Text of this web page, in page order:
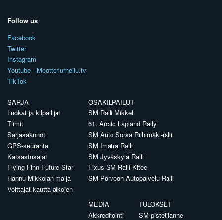
Follow us
Facebook
Twitter
Instagram
Youtube - Moottoriurheilu.tv
TikTok
SARJA
Luokat ja kilpailijat
Tiimit
Sarjasäännöt
GPS-seuranta
Katsastusajat
Flying Finn Future Star
Hannu Mikkolan malja
Voittajat kautta aikojen
OSAKILPAILUT
SM Ralli Mikkeli
61. Arctic Lapland Rally
SM Auto Sorsa Riihimäki-ralli
SM Imatra Ralli
SM Jyväskylä Ralli
Fixus SM Ralli Kitee
SM Porvoon Autopalvelu Ralli
MEDIA
Akkreditointi
TULOKSET
SM-pistetilanne